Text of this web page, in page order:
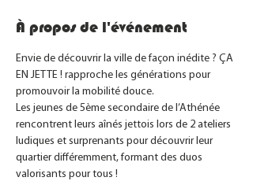
À propos de l'événement
Envie de découvrir la ville de façon inédite ? ÇA
EN JETTE ! rapproche les générations pour
promouvoir la mobilité douce.
Les jeunes de 5ème secondaire de l’Athénée
rencontrent leurs aînés jettois lors de 2 ateliers
ludiques et surprenants pour découvrir leur
quartier différemment, formant des duos
valorisants pour tous !